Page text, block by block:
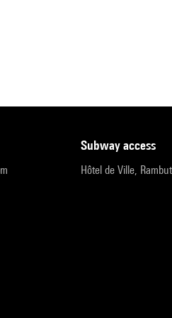
subway access
Hôtel de Ville,